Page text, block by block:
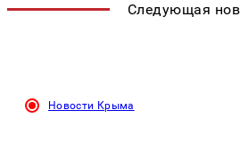
Следующая
Новости Крыма